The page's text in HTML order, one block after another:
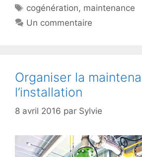
Étiquettes
cogénération, maintenance
Un commentaire
Organiser la
l’installation
8 avril 2016 par Sylvie